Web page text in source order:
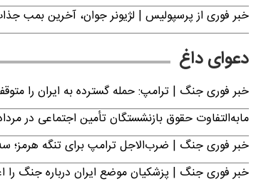
خبر فوری از پرسپولیس | لژیونر جوان، آخرین بمب
دعوای داغ
خبر فوری جنگ | ترامپ: حمله گسترده به ایران را
مابه‌التفاوت حقوق بازنشستگان تأمین اجتماعی در
خبر فوری جنگ | ضرب‌الاجل ترامپ برای تنگه هرمز؛
خبر فوری جنگ | پزشکیان موضع ایران درباره جنگ